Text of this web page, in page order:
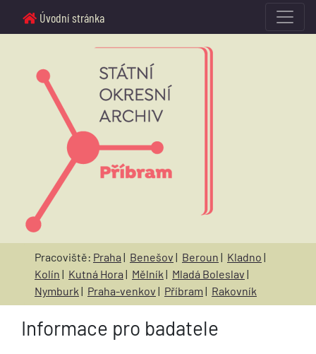
Úvodní stránka
Pracoviště: Praha | Benešov | Beroun | Kladno |
Kolín | Kutná Hora | Mělník | Mladá Boleslav |
Nymburk | Praha-venkov | Příbram | Rakovník
Informace pro badatele